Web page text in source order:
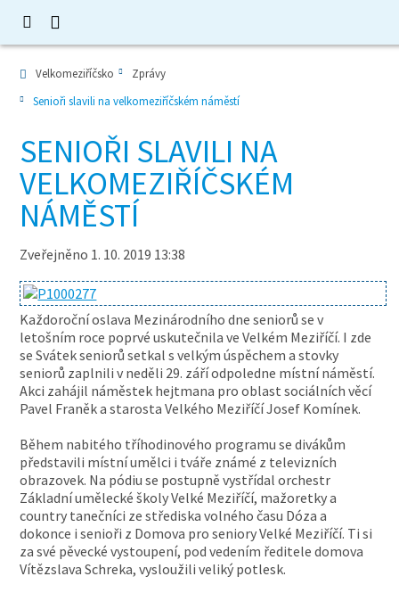
Velkomeziříčsko
Zprávy
Senioři slavili na velkomeziříčském náměstí
SENIOŘI SLAVILI NA
VELKOMEZIŘÍČSKÉM
NÁMĚSTÍ
Zveřejněno 1. 10. 2019 13:38
Každoroční oslava Mezinárodního dne seniorů se v
letošním roce poprvé uskutečnila ve Velkém Meziříčí. I zde
se Svátek seniorů setkal s velkým úspěchem a stovky
seniorů zaplnili v neděli 29. září odpoledne místní náměstí.
Akci zahájil náměstek hejtmana pro oblast sociálních věcí
Pavel Franěk a starosta Velkého Meziříčí Josef Komínek.
Během nabitého tříhodinového programu se divákům
představili místní umělci i tváře známé z televizních
obrazovek. Na pódiu se postupně vystřídal orchestr
Základní umělecké školy Velké Meziříčí, mažoretky a
country tanečníci ze střediska volného času Dóza a
dokonce i senioři z Domova pro seniory Velké Meziříčí. Ti si
za své pěvecké vystoupení, pod vedením ředitele domova
Vítězslava Schreka, vysloužili veliký potlesk.